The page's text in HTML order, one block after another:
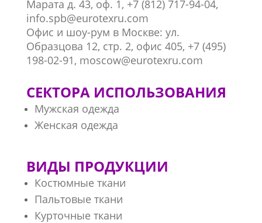
Марата д. 43, оф. 1, +7 (812) 717-94-04,
info.spb@eurotexru.com
Офис и шоу-рум в Москве: ул.
Образцова 12, стр. 2, офис 405, +7 (495)
198-02-91, moscow@eurotexru.com
СЕКТОРА ИСПОЛЬЗОВАНИЯ
Мужская одежда
Женская одежда
ВИДЫ ПРОДУКЦИИ
Костюмные ткани
Пальтовые ткани
Курточные ткани